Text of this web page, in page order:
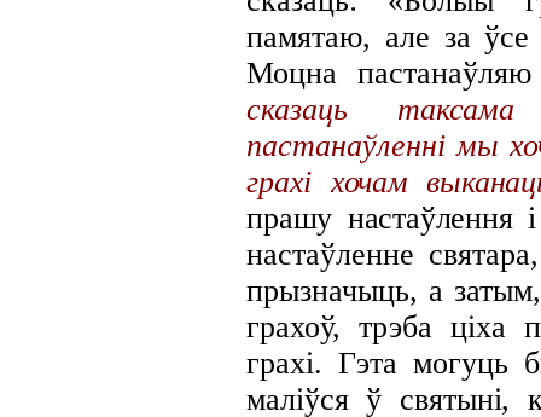
памятаю, але за
Моцна
сказаць
пастанаўленні мы
грахі хочам
прашу настаўлення
настаўленне
прызначыць, а
грахоў, трэба
грахі. Гэта могуць
маліўся ў святыні,